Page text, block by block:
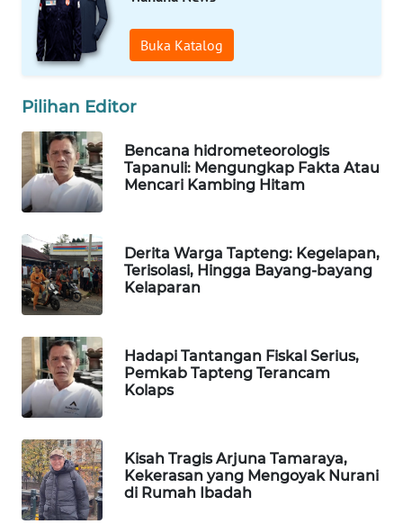
Buka Katalog
Pilihan Editor
Bencana hidrometeorologis
Tapanuli: Mengungkap Fakta Atau
Mencari Kambing Hitam
Derita Warga Tapteng: Kegelapan,
Terisolasi, Hingga Bayang-bayang
Kelaparan
Hadapi Tantangan Fiskal Serius,
Pemkab Tapteng Terancam
Kolaps
Kisah Tragis Arjuna Tamaraya,
Kekerasan yang Mengoyak Nurani
di Rumah Ibadah
PORTAL
KONSUMEN
FORWAMKI
ALPERKLINAS
FORJASIDA
TAMBANG
NEWS
SITUNGIR
NEWS
SIDIKALANG
NEWS
SIBARAGAS
NEWS
METRO